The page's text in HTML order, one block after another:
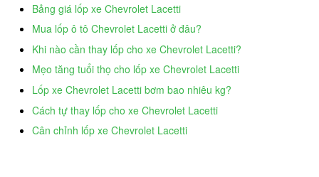
Bảng giá lốp xe Chevrolet Lacetti
Mua lốp ô tô Chevrolet Lacetti ở đâu?
Khi nào cần thay lốp cho xe Chevrolet Lacetti?
Mẹo tăng tuổi thọ cho lốp xe Chevrolet Lacetti
Lốp xe Chevrolet Lacetti bơm bao nhiêu kg?
Cách tự thay lốp cho xe Chevrolet Lacetti
Cân chỉnh lốp xe Chevrolet Lacetti